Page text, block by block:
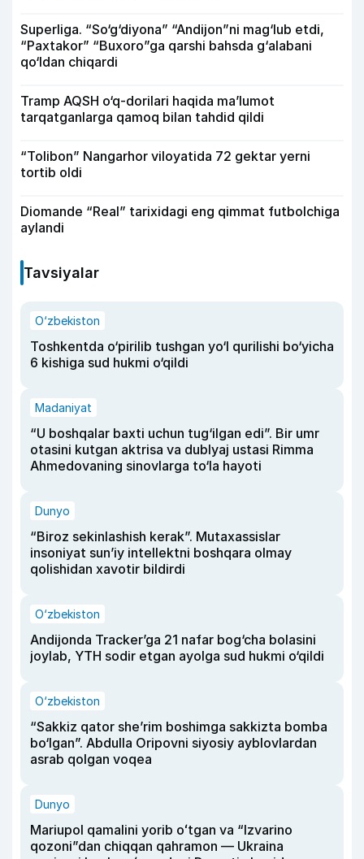
Superliga. “So‘g‘diyona” “Andijon”ni mag‘lub etdi,
“Paxtakor” “Buxoro”ga qarshi bahsda g‘alabani
qo‘ldan chiqardi
Tramp AQSH o‘q-dorilari haqida ma’lumot
tarqatganlarga qamoq bilan tahdid qildi
“Tolibon” Nangarhor viloyatida 72 gektar yerni
tortib oldi
Diomande “Real” tarixidagi eng qimmat futbolchiga
aylandi
Tavsiyalar
O‘zbekiston
Toshkentda o‘pirilib tushgan yo‘l qurilishi bo‘yicha
6 kishiga sud hukmi o‘qildi
Madaniyat
“U boshqalar baxti uchun tug‘ilgan edi”. Bir umr
otasini kutgan aktrisa va dublyaj ustasi Rimma
Ahmedovaning sinovlarga to‘la hayoti
Dunyo
“Biroz sekinlashish kerak”. Mutaxassislar
insoniyat sun’iy intellektni boshqara olmay
qolishidan xavotir bildirdi
O‘zbekiston
Andijonda Tracker’ga 21 nafar bog‘cha bolasini
joylab, YTH sodir etgan ayolga sud hukmi o‘qildi
O‘zbekiston
“Sakkiz qator she’rim boshimga sakkizta bomba
bo‘lgan”. Abdulla Oripovni siyosiy ayblovlardan
asrab qolgan voqea
Dunyo
Mariupol qamalini yorib oʻtgan va “Izvarino
qozoni”dan chiqqan qahramon — Ukraina